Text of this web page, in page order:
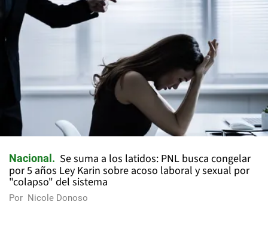
Nacional
Se suma a los latidos: PNL busca congelar
por 5 años Ley Karin sobre acoso laboral y sexual por
"colapso" del sistema
Por Nicole Donoso